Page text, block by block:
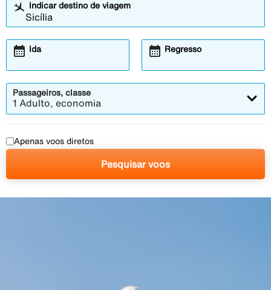
Indicar destino de viagem
Ida
calendar_month Regresso
calendar_month
Passageiros, classe
1 Adulto, economia
Apenas voos diretos
Pesquisar voos